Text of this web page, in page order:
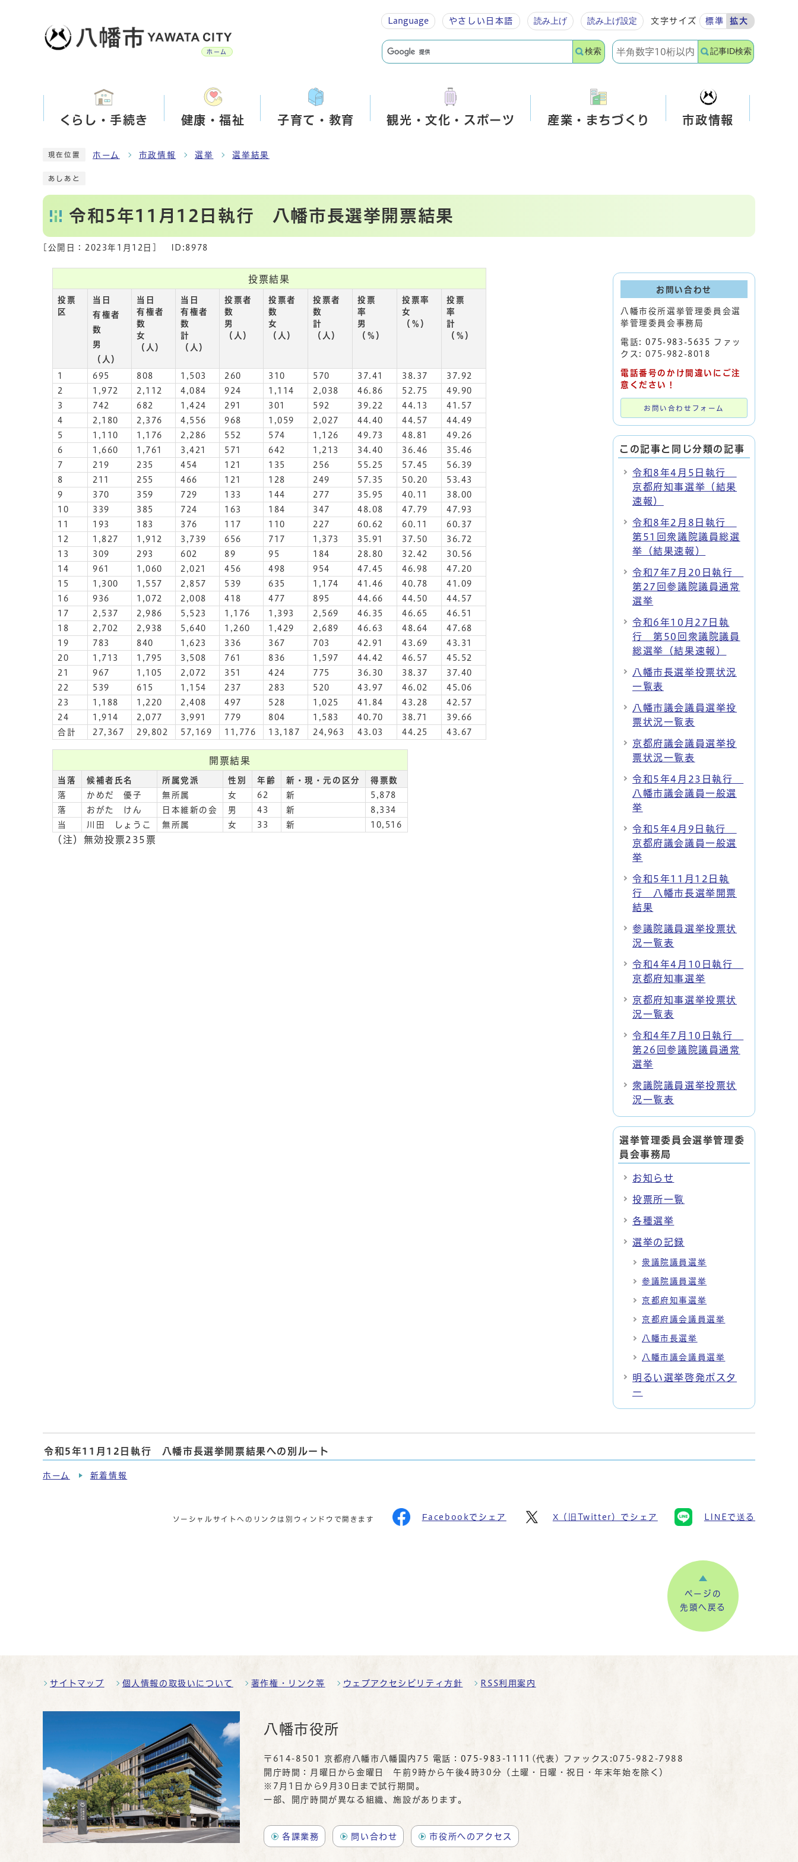
ホーム
Language やさしい 日本語 読み上げ 読み上げ設定 文字サイズ 標準 拡大
検索 記事ID検索
くらし・手続き 健康・福祉 子育て・教育 観光・文化・スポーツ 産業・まちづくり 市政情報
現在位置 ホーム 市政情報 選挙 選挙結果
あしあと
令和5年11月12日執行 八幡市長選挙開票結果
[公開日： 2023年1月12日 ID:8978
投票結果
投票
区
当日
有権者
数
男
（人）
当日
有権者
数
女
（人）
当日
有権者
数
計
（人）
投票者
数
男
（人）
投票者
数
女
（人）
投票者
数
計
（人）
投票
率
男
（％）
投票率
女
（％）
投票
率
計
（％）
1 695 808 1,503 260 310 570 37.41 38.37
37.92
2
1,972 2,112 4,084 924 1,114 2,038 46.86 52.75
49.90
3
742 682 1,424 291 301 592 39.22 44.13
41.57
4
2,180 2,376 4,556 968 1,059 2,027 44.40 44.57
44.49
5
1,110 1,176 2,286 552 574 1,126 49.73 48.81
49.26
6
1,660 1,761 3,421 571 642 1,213 34.40 36.46
35.46
7
219 235 454 121 135 256 55.25 57.45
56.39
8
211 255 466 121 128 249 57.35 50.20
53.43
9
370 359 729 133 144 277 35.95 40.11
38.00
10
339 385 724 163 184 347 48.08 47.79
47.93
11
193 183 376 117 110 227 60.62 60.11
60.37
12
1,827 1,912 3,739 656 717 1,373 35.91 37.50
36.72
13
309 293 602 89 95 184 28.80 32.42
30.56
14
961 1,060 2,021 456 498 954 47.45 46.98
47.20
15
1,300 1,557 2,857 539 635 1,174 41.46 40.78
41.09
16
936 1,072 2,008 418 477 895 44.66 44.50
44.57
17
2,537 2,986 5,523 1,176 1,393 2,569 46.35 46.65
46.51
18
2,702 2,938 5,640 1,260 1,429 2,689 46.63 48.64
47.68
19
783 840 1,623 336 367 703 42.91 43.69
43.31
20
1,713 1,795 3,508 761 836 1,597 44.42 46.57
45.52
21
967 1,105 2,072 351 424 775 36.30 38.37
37.40
22
539 615 1,154 237 283 520 43.97 46.02
45.06
23
1,188 1,220 2,408 497 528 1,025 41.84 43.28
42.57
24
1,914 2,077 3,991 779 804 1,583 40.70 38.71
39.66
合計
27,367 29,802 57,169 11,776 13,187 24,963 43.03 44.25 43.67
開票結果
当落 候補者氏名 所属党派 性別 年齢 新・現・元の区分
得票数
落
かめだ 優子 無所属 女 62 新
5,878
落
おがた けん 日本維新の会 男 43 新
8,334
当
川田 しょうこ 無所属 女 33 新 10,516
（注）無効投票235票
お問い合わせ
八幡市役所選挙管理委員会選
挙管理委員会事務局
電話:075-983-5635
ファッ
クス: 075-982-8018
電話番号のかけ間違いにご注
意ください！
お問い合わせフォーム
この記事と同じ分類の記事
令和8年4月5日執行
京都府知事選挙（結果
速報）
令和8年2月8日執行
第51回衆議院議員総選
挙（結果速報）
令和7年7月20日執行
第27回参議院議員通常
選挙
令和6年10月27日執
行 第50回衆議院議員
総選挙（結果速報）
八幡市長選挙投票状況
一覧表
八幡市議会議員選挙投
票状況一覧表
京都府議会議員選挙投
票状況一覧表
令和5年4月23日執行
八幡市議会議員一般選
挙
令和5年4月9日執行
京都府議会議員一般選
挙
令和5年11月12日執
行 八幡市長選挙開票
結果
参議院議員選挙投票状
況一覧表
令和4年4月10日執行
京都府知事選挙
京都府知事選挙投票状
況一覧表
令和4年7月10日執行
第26回参議院議員通常
選挙
衆議院議員選挙投票状
況一覧表
選挙管理委員会選挙管理委
員会事務局
お知らせ
投票所一覧
各種選挙
選挙の記録
衆議院議員選挙
参議院議員選挙
京都府知事選挙
京都府議会議員選挙
八幡市長選挙
八幡市議会議員選挙
明るい選挙啓発ポスタ
ー
令和5年11月12日執行 八幡市長選挙開票結果への別ルート
ホーム 新着情報
ソーシャルサイトへのリンクは別ウィンドウで開きます Facebookでシェア X（旧Twitter）でシェア LINEで送る
ページの
先頭へ戻る
サイトマップ 個人情報の取扱いについて 著作権・リンク等 ウェブアクセシビリティ方針 RSS利用案内
八幡市役所
〒614-8501 京都府八幡市八幡園内75 電話： 075-983-1111
(代表) ファックス:075-982-7988
開庁時間：月曜日から金曜日 午前9時から午後4時30分（土曜・日曜・祝日・年末年始を除く）
※7月1日から9月30日まで試行期間。
一部、開庁時間が異なる組織、施設があります。
各課業務 問い合わせ 市役所へのアクセス